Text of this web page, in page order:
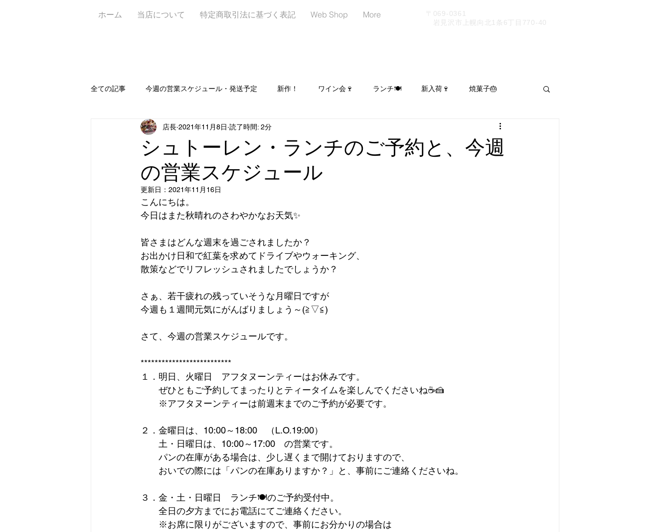
ホーム 当店について 特定商取引法に基づく表記 Web Shop More
〒069-0361
岩見沢市上幌向北1条6丁目770-40
全ての記事 今週の営業スケジュール・発送予定 新作！ ワイン会🍷 ランチ🍽 新入荷🍷 焼菓子🎂
お知らせ📝 新作🥐 定休日 LINEはじめました！お友達募集中📢
ワイン＆ビアガーデン アフタヌーンティー☕🍰🥐 シュトーレン予約受付中🎄
シュトーレン・ランチのご予約と、今週
の営業スケジュール
店長 2021年11月8日 読了時間: 2分
更新日： 2021年11月16日
こんにちは。
今日はまた秋晴れのさわやかなお天気✨
皆さまはどんな週末を過ごされましたか？
お出かけ日和で紅葉を求めてドライブやウォーキング、
散策などでリフレッシュされましたでしょうか？
さぁ、若干疲れの残っていそうな月曜日ですが
今週も１週間元気にがんばりましょう～(≧▽≦)
さて、今週の営業スケジュールです。
**************************
１．明日、火曜日　アフタヌーンティーはお休みです。
ぜひともご予約してまったりとティータイムを楽しんでくださいね☕🍰
※アフタヌーンティーは前週末までのご予約が必要です。
２．金曜日は、10:00～18:00　（L.O.19:00）
土・日曜日は、10:00～17:00　の営業です。
パンの在庫がある場合は、少し遅くまで開けておりますので、
おいでの際には「パンの在庫ありますか？」と、事前にご連絡くださいね。
３．金・土・日曜日　ランチ🍽のご予約受付中。
全日の夕方までにお電話にてご連絡ください。
※お席に限りがございますので、事前にお分かりの場合は